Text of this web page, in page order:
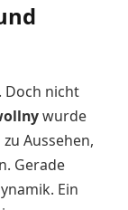
Doch nicht
wurde
Aussehen,
Gerade
Ein